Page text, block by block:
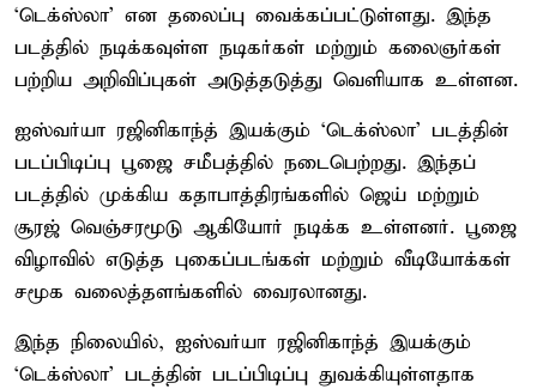
‘டெக்ஸ்லா’ என தலைப்பு வைக்கப்பட்டுள்ளது. இந்த
படத்தில் நடிக்கவுள்ள நடிகர்கள் மற்றும் கலைஞர்கள்
பற்றிய அறிவிப்புகள் அடுத்தடுத்து வெளியாக உள்ளன.
ஐஸ்வர்யா ரஜினிகாந்த் இயக்கும் ‘டெக்ஸ்லா’ படத்தின்
படப்பிடிப்பு பூஜை சமீபத்தில் நடைபெற்றது. இந்தப்
படத்தில் முக்கிய கதாபாத்திரங்களில் ஜெய் மற்றும்
சூரஜ் வெஞ்சரமூடு ஆகியோர் நடிக்க உள்ளனர். பூஜை
விழாவில் எடுத்த புகைப்படங்கள் மற்றும் வீடியோக்கள்
சமூக வலைத்தளங்களில் வைரலானது.
இந்த நிலையில், ஐஸ்வர்யா ரஜினிகாந்த் இயக்கும்
‘டெக்ஸ்லா’ படத்தின் படப்பிடிப்பு துவக்கியுள்ளதாக